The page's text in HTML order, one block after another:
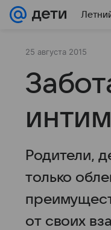
25 августа 2015
Родители,
только
от своих